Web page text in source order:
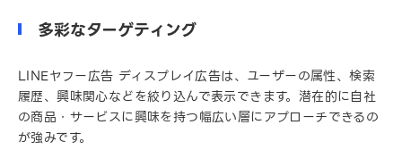
多彩なターゲティング
LINEヤフー広告 ディスプレイ広告は、ユーザーの属性、検索
履歴、興味関心などを絞り込んで表示できます。潜在的に自社
の商品・サービスに興味を持つ幅広い層にアプローチできるの
が強みです。